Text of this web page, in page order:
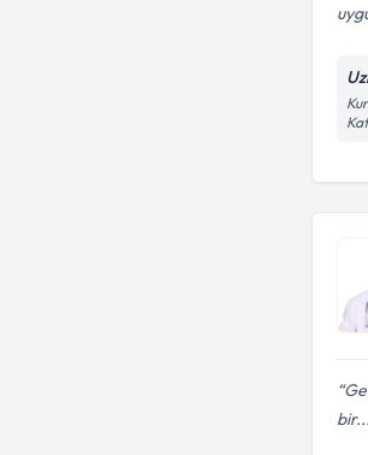
bir...